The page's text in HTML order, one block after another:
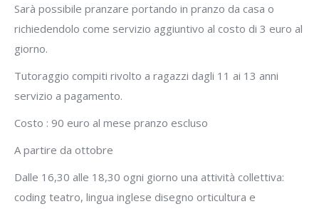
Sarà possibile pranzare portando in pranzo da casa o
richiedendolo come servizio aggiuntivo al costo di 3 euro al
giorno.
Tutoraggio compiti rivolto a ragazzi dagli 11 ai 13 anni
servizio a pagamento.
Costo : 90 euro al mese pranzo escluso
A partire da ottobre
Dalle 16,30 alle 18,30 ogni giorno una attività collettiva:
coding teatro, lingua inglese disegno orticultura e